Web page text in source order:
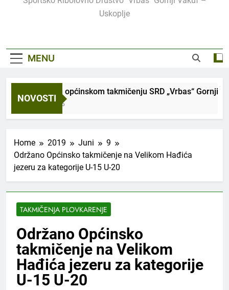
Uskoplje
MENU
NOVOSTI
Održanom općinskom takmičenju SRD „Vrbas“ Gornji
2 Mjeseca Ago
Home 2019 Juni
9
Održano Općinsko takmičenje na Velikom Hađića
jezeru za kategorije U-15 U-20
TAKMIČENJA PLOVKARENJE
Održano Općinsko
takmičenje na Velikom
Hađića jezeru za kategorije
U-15 U-20